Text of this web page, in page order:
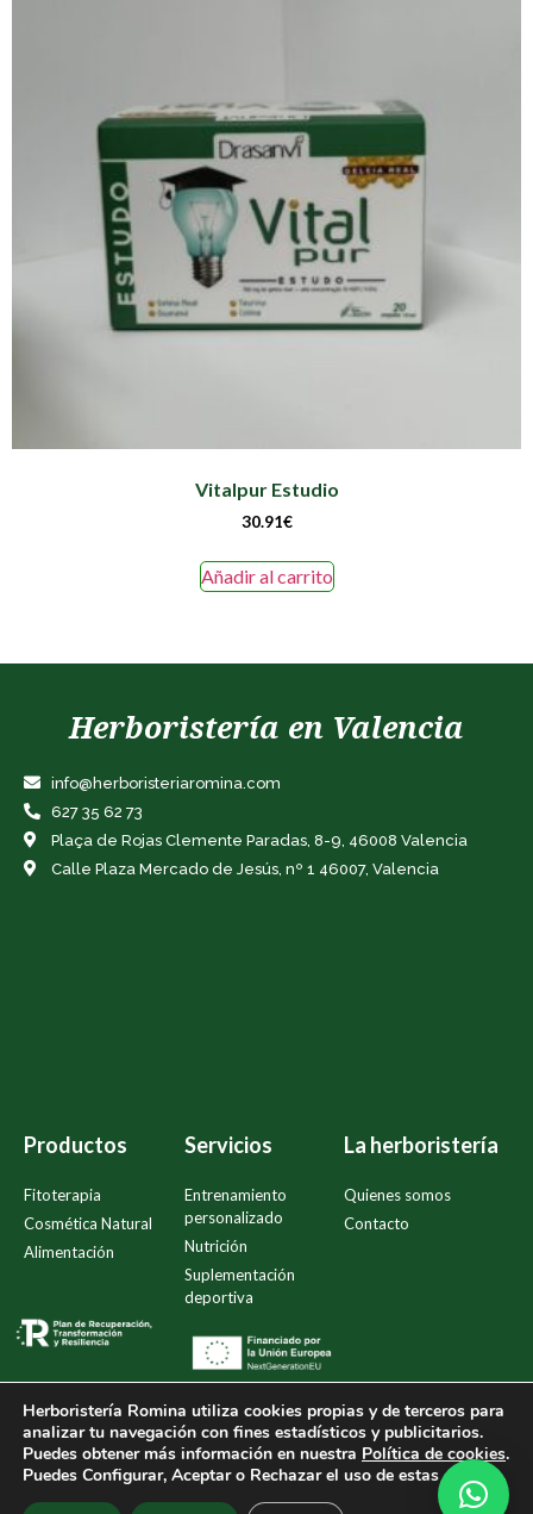
Vitalpur Estudio
30.91€
Añadir al carrito
Herboristería en Valencia
info@herboristeriaromina.com
627 35 62 73
Plaça de Rojas Clemente Paradas, 8-9, 46008 Valencia
Calle Plaza Mercado de Jesús, nº 1 46007, Valencia
Productos
Fitoterapia
Cosmética Natural
Alimentación
Servicios
Entrenamiento
personalizado
Nutrición
Suplementación
deportiva
La herboristería
Quienes somos
Contacto
Política de compra y devoluciones
Política de privacidad
Política de Cookies
Aviso legal Accesibilidad
Herboristería Romina utiliza cookies propias y de terceros para
analizar tu navegación con fines estadísticos y publicitarios.
Puedes obtener más información en nuestra Política de cookies.
Puedes Configurar, Aceptar o Rechazar el uso de estas cookies.